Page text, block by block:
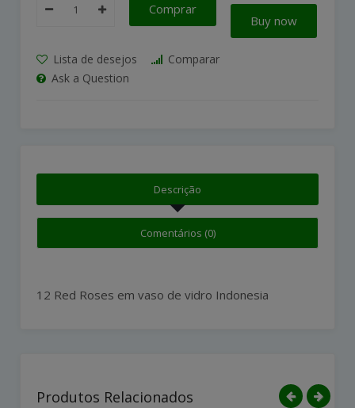
Comprar
Buy now
Lista de desejos
Comparar
Ask a Question
Descrição
Comentários (0)
12 Red Roses em vaso de vidro Indonesia
Produtos Relacionados